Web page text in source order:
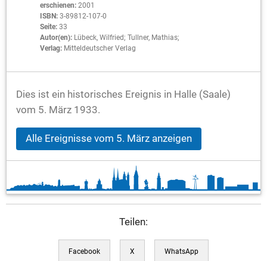
erschienen: 2001
ISBN: 3-89812-107-0
Seite: 33
Autor(en): Lübeck, Wilfried; Tullner, Mathias;
Verlag: Mitteldeutscher Verlag
Dies ist ein historisches Ereignis in Halle (Saale)
vom 5. März 1933.
Alle Ereignisse vom 5. März anzeigen
Teilen:
Facebook X WhatsApp